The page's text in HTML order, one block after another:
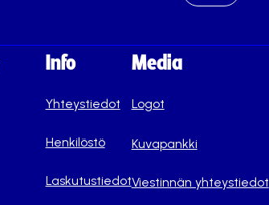
Info
Yhteystiedot
Henkilöstö
Laskutustiedot
Media
Logot
Kuvapankki
Viestinnän yhteystiedot